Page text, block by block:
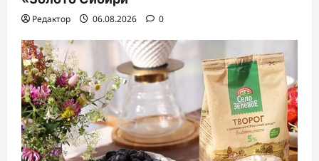
Редактор 06.08.2026 0